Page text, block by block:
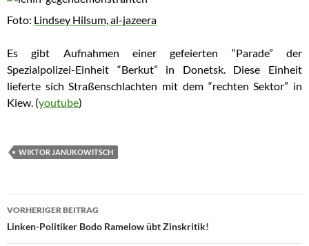
Foto: Lindsey Hilsum,al-jazeera
Es gibt Aufnahmen einer gefeierten “Parade” der
Spezialpolizei-Einheit “Berkut” in Donetsk. Diese Einheit
lieferte sich Straßenschlachten mit dem “rechten Sektor” in
Kiew. (youtube)
WIKTOR JANUKOWITSCH
Beitragsnavigation
VORHERIGER BEITRAG
Linken-Politiker Bodo Ramelow übt Zinskritik!